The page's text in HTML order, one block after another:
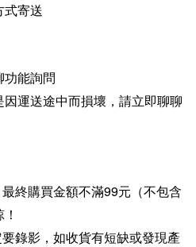
式寄送
功能詢問
運送途中而損壞，請立即聊聊
終購買金額不滿99元（不包含
錄影，如收貨有短缺或發現產